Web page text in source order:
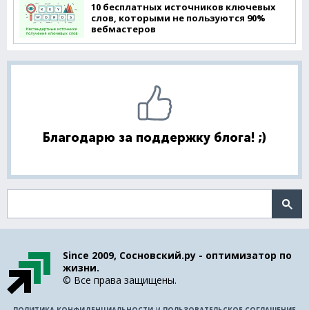
10 бесплатных источников ключевых
слов, которыми не пользуются 90%
вебмастеров
Благодарю за поддержку блога! ;)
Поиск по сайту
Since 2009, Сосновский.ру - оптимизатор по
жизни.
© Все права защищены.